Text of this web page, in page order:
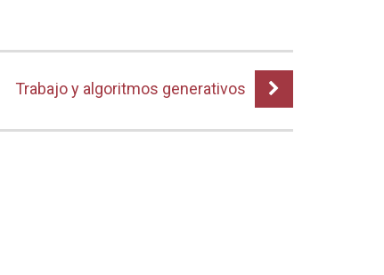
Trabajo y algoritmos generativos